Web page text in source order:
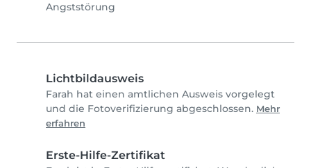
Angststörung
Lichtbildausweis
Farah hat einen amtlichen Ausweis vorgelegt
und die Fotoverifizierung abgeschlossen. Mehr
erfahren
Erste-Hilfe-Zertifikat